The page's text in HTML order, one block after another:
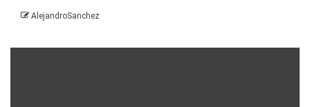
AlejandroSanchez